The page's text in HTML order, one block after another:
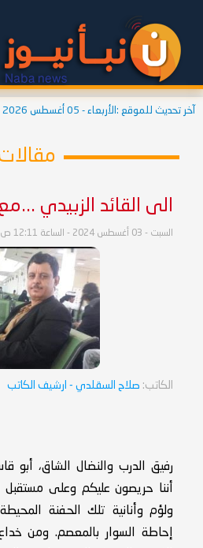
آخر تحديث للموقع : الأربعاء - 05 أغسطس 2026 - 11:41 م
الى القائد الزبيدي
السبت - 03 أغسطس 2024 - الساعة 12:11 ص
الكاتب: صلاح السقلدي - ارشيف الكاتب
رفيق الدرب والنضال الشاق، أبو
أننا حريصون عليكم وعلى
ولؤم وأنانية تلك الحفنة
إحاطة السوار بالمعصم. ومن